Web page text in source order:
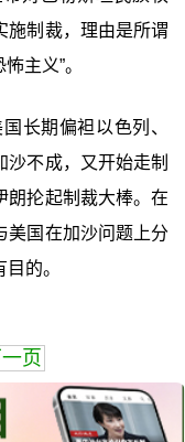
施制裁，理由是所谓
主义”。
长期偏袒以色列、
不成，又开始走制
朗抡起制裁大棒。在
美国在加沙问题上分
的。
一页